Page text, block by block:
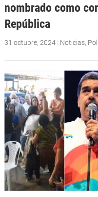
nombrado como
República
31 octubre, 2024| Noticias,